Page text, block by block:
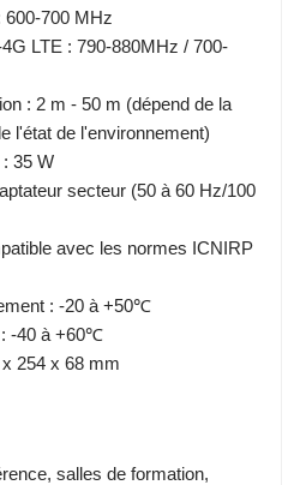
600-700 MHz
LTE : 790-880MHz / 700-
: 2 m - 50 m (dépend de la
l'état de l'environnement)
35 W
secteur (50 à 60 Hz/100
avec les normes ICNIRP
: -20 à +50℃
: -40 à +60℃
254 x 68 mm
salles de formation,